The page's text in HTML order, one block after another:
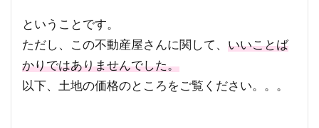
ということです。
ただし、この不動産屋さんに関して、 いいことば
かりではありませんでした。
以下、土地の価格のところをご覧ください。。。